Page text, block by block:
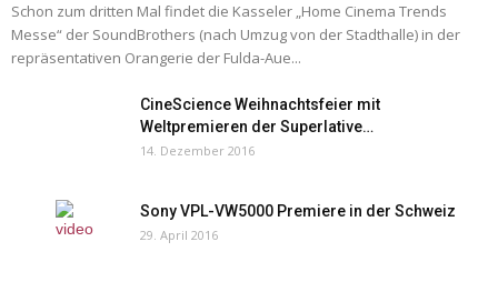
Schon zum dritten Mal findet die Kasseler „Home Cinema Trends
Messe“ der SoundBrothers (nach Umzug von der Stadthalle) in der
repräsentativen Orangerie der Fulda-Aue...
CineScience Weihnachtsfeier mit
Weltpremieren der Superlative…
14. Dezember 2016
Sony VPL-VW5000 Premiere in der Schweiz
29. April 2016